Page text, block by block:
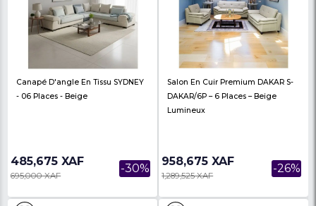
Salon D'angle BEBEL - 5 Places
Capitonné Avec Mousse
Orthopédique Ph7...
Salon D'Angle FEDEL
PH7 - 5 Places - En
Chocolat/Gris...